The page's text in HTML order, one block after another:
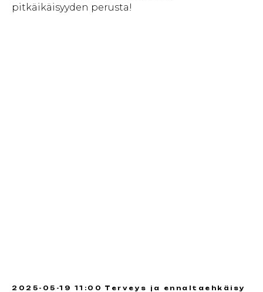
pitkäikäisyyden perusta!
2025-05-19 11:00 Terveys ja ennaltaehkäisy